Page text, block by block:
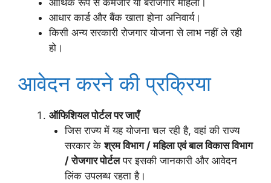
आधार कार्ड और बैंक खाता होना अनिवार्य।
किसी अन्य सरकारी रोजगार योजना से लाभ नहीं ले रही
हो।
आवेदन करने की प्रक्रिया
ऑफिशियल पोर्टल पर जाएँ
जिस राज्य में यह योजना चल रही है, वहां की राज्य
सरकार केश्रम विभाग / महिला एवं बाल विकास विभाग
/ रोजगार पोर्टलपर इसकी जानकारी और आवेदन
लिंक उपलब्ध रहता है।